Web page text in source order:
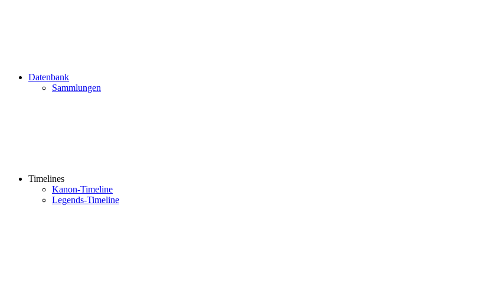
Datenbank
Sammlungen
Timelines
Kanon-Timeline
Legends-Timeline